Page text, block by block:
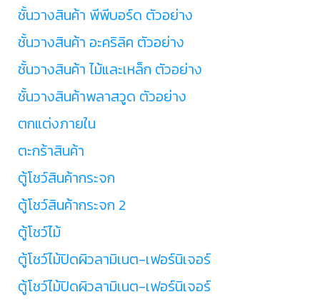
ชั้นวางสินค้า พีพีบอร์ด ตัวอย่าง
ชั้นวางสินค้า อะคริลิค ตัวอย่าง
ชั้นวางสินค้า ไม้และเหล็ก ตัวอย่าง
ชั้นวางสินค้าพลาสวูด ตัวอย่าง
ตกแต่งภายใน
ตะกร้าสินค้า
ตู้โชว์สินค้ากระจก
ตู้โชว์สินค้ากระจก 2
ตู้โชว์ไม้
ตู้โชว์ไม้ปิดผิวลามิเนต-เฟอร์นิเจอร์
ตู้โชว์ไม้ปิดผิวลามิเนต-เฟอร์นิเจอร์